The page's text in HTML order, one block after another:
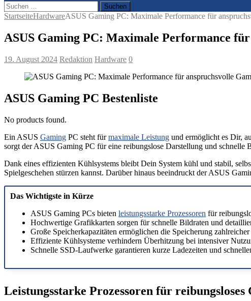
Suchen
nach:
StartseiteHardwareASUS Gaming PC: Maximale Performance für
ASUS Gaming PC: Maximale Performance
19. August 2024 Redaktion Hardware 0
ASUS Gaming PC Bestenliste
No products found.
Ein ASUS Gaming PC steht fürmaximale Leistung und ermöglicht es Dir,
sorgt der ASUS Gaming PC für eine reibungslose Darstellung und schnelle
Dank eines effizienten Kühlsystems bleibt Dein System kühl und stabil,
Spielgeschehen stürzen kannst. Darüber hinaus beeindruckt der ASUS
Das Wichtigste in Kürze
ASUS Gaming PCs bieten leistungsstarke Prozessoren für
Hochwertige Grafikkarten sorgen für schnelle Bildraten und
Große Speicherkapazitäten ermöglichen die Speicherung zahlreicher
Effiziente Kühlsysteme verhindern Überhitzung bei intensiver
Schnelle SSD-Laufwerke garantieren kurze Ladezeiten und
Leistungsstarke Prozessoren für reibungsloses